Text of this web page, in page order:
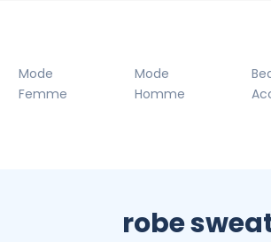
Mode
Femme
Mode
Homme
robe